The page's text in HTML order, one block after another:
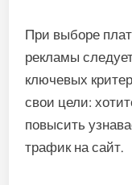
При выборе
рекламы
ключевых
свои цели:
повысить
трафик на сайт.